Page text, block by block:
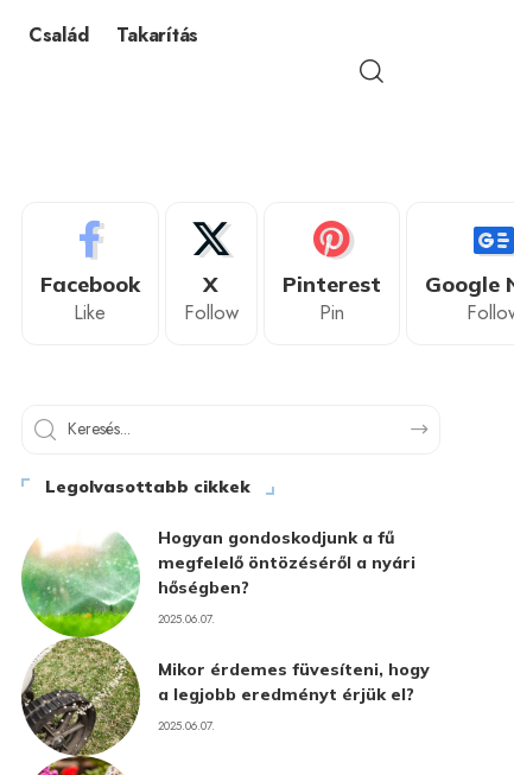
Család Takarítás
Facebook
Like
X
Follow
Pinterest
Pin
Google
Legolvasottabb cikkek
Hogyan gondoskodjunk a fű
megfelelő öntözéséről a nyári
hőségben?
2025.06.07.
Mikor érdemes füvesíteni, hogy
a legjobb eredményt érjük el?
2025.06.07.